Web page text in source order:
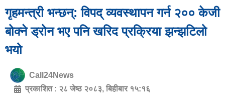
गृहमन्त्री भन्छन्: विपद् व्यवस्थापन गर्न २०० केजी
बोक्ने ड्रोन भए पनि खरिद प्रक्रिया झन्झटिलो
भयो
Call24News
प्रकाशित : २८ जेष्ठ २०८३, बिहीबार १५:१६